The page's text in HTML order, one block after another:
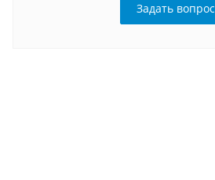
Задать вопрос